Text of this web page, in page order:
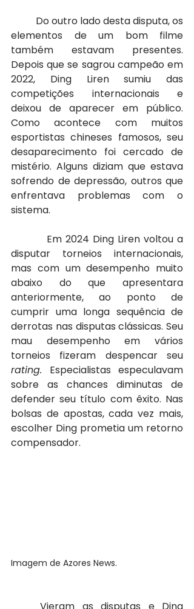
Do outro lado desta disputa, os
elementos de um bom filme
também estavam presentes.
Depois que se sagrou campeão em
2022, Ding Liren sumiu das
competições internacionais e
deixou de aparecer em público.
Como acontece com muitos
esportistas chineses famosos, seu
desaparecimento foi cercado de
mistério. Alguns diziam que estava
sofrendo de depressão, outros que
enfrentava problemas com o
sistema.
Em 2024 Ding Liren voltou a
disputar torneios internacionais,
mas com um desempenho muito
abaixo do que apresentara
anteriormente, ao ponto de
cumprir uma longa sequência de
derrotas nas disputas clássicas. Seu
mau desempenho em vários
rating. Especialistas especulavam
sobre as chances diminutas de
defender seu título com êxito. Nas
bolsas de apostas, cada vez mais,
escolher Ding prometia um retorno
compensador.
Imagem de Azores News.
	Vieram as disputas e Ding